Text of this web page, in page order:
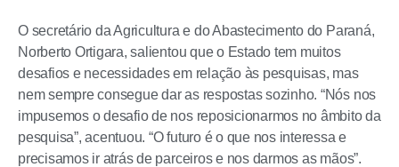
O secretário da Agricultura e do Abastecimento do Paraná,
Norberto Ortigara, salientou que o Estado tem muitos
desafios e necessidades em relação às pesquisas, mas
nem sempre consegue dar as respostas sozinho. “Nós nos
impusemos o desafio de nos reposicionarmos no âmbito da
pesquisa”, acentuou. “O futuro é o que nos interessa e
precisamos ir atrás de parceiros e nos darmos as mãos”.